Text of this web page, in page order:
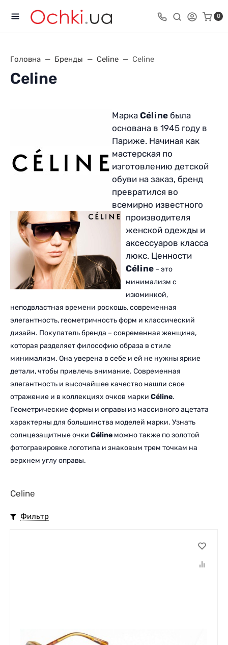
0
Головна Бренды Celine Celine
Celine
Марка Céline была
основана в 1945 году в
Париже. Начиная как
мастерская по
изготовлению детской
обуви на заказ, бренд
превратился во
всемирно известного
производителя
женской одежды и
аксессуаров класса
люкс. Ценности
Céline – это
минимализм с
изюминкой,
неподвластная времени роскошь, современная
элегантность, геометричность форм и классический
дизайн. Покупатель бренда – современная женщина,
которая разделяет философию образа в стиле
минимализм. Она уверена в себе и ей не нужны яркие
детали, чтобы привлечь внимание. Современная
элегантность и высочайшее качество нашли свое
отражение и в коллекциях очков марки Céline.
Геометрические формы и оправы из массивного ацетата
характерны для большинства моделей марки. Узнать
солнцезащитные очки Céline можно также по золотой
фотогравировке логотипа и знаковым трем точкам на
верхнем углу оправы.
Celine
Фильтр